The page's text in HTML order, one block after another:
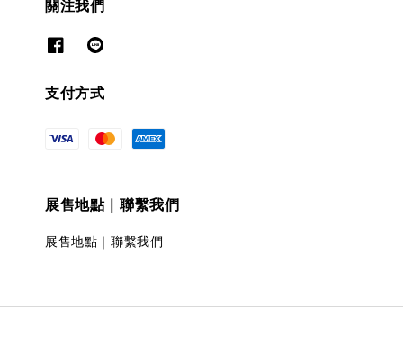
關注我們
支付方式
展售地點｜聯繫我們
展售地點｜聯繫我們